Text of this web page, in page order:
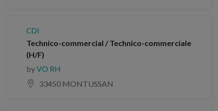
CDI
Technico-commercial / Technico-commerciale
(H/F)
byVO RH
33450 MONTUSSAN